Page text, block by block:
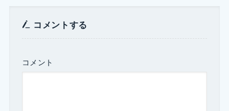
コメントする
コメント